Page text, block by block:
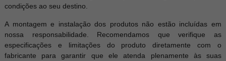
condições ao seu destino.
A montagem e instalação dos produtos não estão incluídas em
nossa responsabilidade. Recomendamos que verifique as
especificações e limitações do produto diretamente com o
fabricante para garantir que ele atenda plenamente às suas